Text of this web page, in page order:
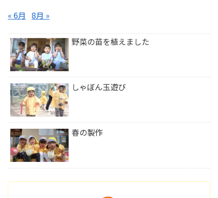
« 6月 8月 »
野菜の苗を植えました
しゃぼん玉遊び
春の製作